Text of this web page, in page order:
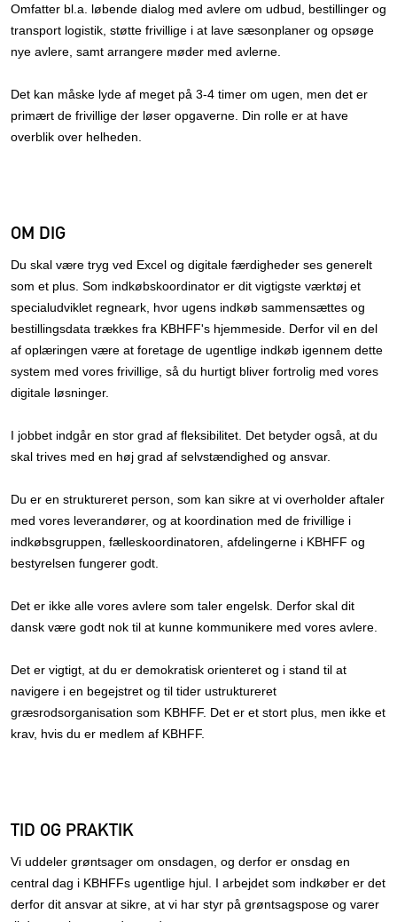
Omfatter bl.a. løbende dialog med avlere om udbud, bestillinger og
transport logistik, støtte frivillige i at lave sæsonplaner og opsøge
nye avlere, samt arrangere møder med avlerne.
Det kan måske lyde af meget på 3-4 timer om ugen, men det er
primært de frivillige der løser opgaverne. Din rolle er at have
overblik over helheden.
OM DIG
Du skal være tryg ved Excel og digitale færdigheder ses generelt
som et plus. Som indkøbskoordinator er dit vigtigste værktøj et
specialudviklet regneark, hvor ugens indkøb sammensættes og
bestillingsdata trækkes fra KBHFF's hjemmeside. Derfor vil en del
af oplæringen være at foretage de ugentlige indkøb igennem dette
system med vores frivillige, så du hurtigt bliver fortrolig med vores
digitale løsninger.
I jobbet indgår en stor grad af fleksibilitet. Det betyder også, at du
skal trives med en høj grad af selvstændighed og ansvar.
Du er en struktureret person, som kan sikre at vi overholder aftaler
med vores leverandører, og at koordination med de frivillige i
indkøbsgruppen, fælleskoordinatoren, afdelingerne i KBHFF og
bestyrelsen fungerer godt.
Det er ikke alle vores avlere som taler engelsk. Derfor skal dit
dansk være godt nok til at kunne kommunikere med vores avlere.
Det er vigtigt, at du er demokratisk orienteret og i stand til at
navigere i en begejstret og til tider ustruktureret
græsrodsorganisation som KBHFF. Det er et stort plus, men ikke et
krav, hvis du er medlem af KBHFF.
TID OG PRAKTIK
Vi uddeler grøntsager om onsdagen, og derfor er onsdag en
central dag i KBHFFs ugentlige hjul. I arbejdet som indkøber er det
derfor dit ansvar at sikre, at vi har styr på grøntsagspose og varer